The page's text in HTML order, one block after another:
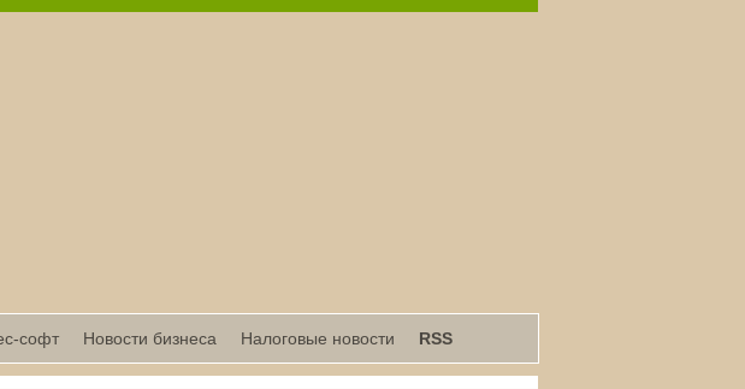
софт Новости бизнеса Налоговые новости RSS